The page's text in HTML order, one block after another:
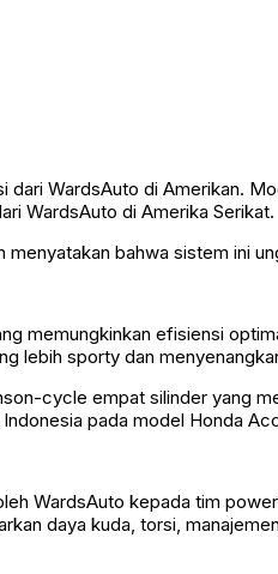
WardsAuto di Amerikan.
WardsAuto di Amerika Serikat.
bahwa sistem ini
memungkinkan efisiensi
lebih sporty dan
cycle empat silinder yang
pada model Honda
WardsAuto kepada tim
daya kuda, torsi,